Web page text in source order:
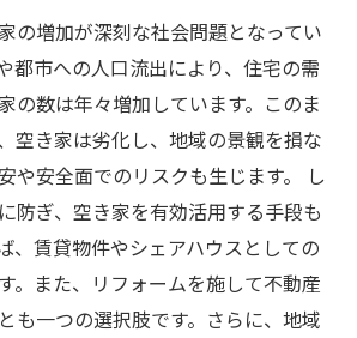
を克服するために：地域と連携し
ョン
解決に向けて：豊中市の未来を共
の増加が深刻な社会問題となってい
都市への人口流出により、住宅の需
の数は年々増加しています。このま
空き家は劣化し、地域の景観を損な
や安全面でのリスクも生じます。 し
防ぎ、空き家を有効活用する手段も
、賃貸物件やシェアハウスとしての
。また、リフォームを施して不動産
も一つの選択肢です。さらに、地域